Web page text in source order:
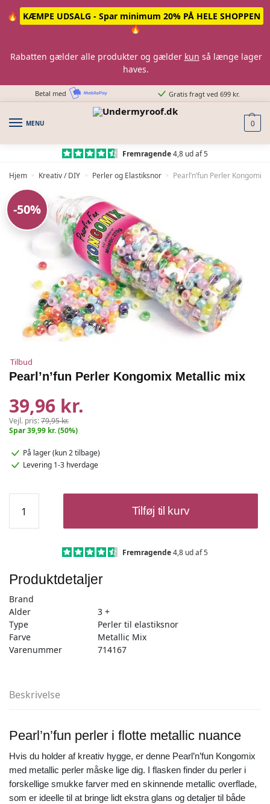
🔥
KÆMPE UDSALG - Spar minimum 20% PÅ HELE SHOPPEN
🔥
Rabatten gælder alle produkter og gælder kun så længe lager
haves.
Betal med Gratis fragt ved 699 kr.
MENU 0
Fremragende4,8 ud af 5
Hjem » Kreativ / DIY » Perler og Elastiksnor » Pearl’n’fun Perler
-50%
Tilbud
Pearl’n’fun Perler Kongomix Metallic mix
39,96 kr.
Vejl. pris:79,95 kr.
Spar 39,99 kr. (50%)
På lager(kun 2 tilbage)
Levering 1-3 hverdage
Perler
Kongomix
Tilføj til kurv
Fremragende4,8 ud af 5
Produktdetaljer
Brand
Alder
3 +
Type
Perler til elastiksnor
Farve
Metallic Mix
Varenummer
714167
Beskrivelse
Pearl’n’fun perler i flotte metallic nuance
Hvis du holder af kreativ hygge, er denne Pearl’n’fun Kongomix
med metallic perler måske lige dig. I flasken finder du perler i
forskellige smukke farver med en skinnende metallic overflade,
som er ideelle til at bringe lidt ekstra glans og detaljer til både